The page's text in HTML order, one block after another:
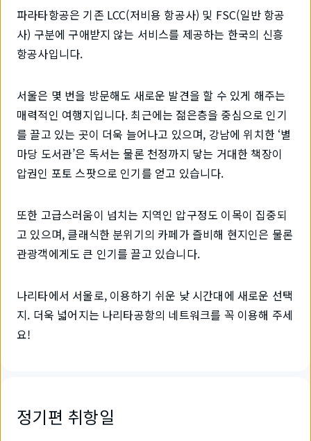
파라타항공은 기존 LCC(저비용 항공사) 및 FSC(일반 항공
사) 구분에 구애받지 않는 서비스를 제공하는 한국의 신흥
항공사입니다.
서울은 몇 번을 방문해도 새로운 발견을 할 수 있게 해주는
매력적인 여행지입니다. 최근에는 젊은층을 중심으로 인기
를 끌고 있는 곳이 더욱 늘어나고 있으며, 강남에 위치한 ‘별
마당 도서관’은 독서는 물론 천정까지 닿는 거대한 책장이
압권인 포토 스팟으로 인기를 얻고 있습니다.
또한 고급스러움이 넘치는 지역인 압구정도 이목이 집중되
고 있으며, 클래식한 분위기의 카페가 즐비해 현지인은 물론
관광객에게도 큰 인기를 끌고 있습니다.
나리타에서 서울로, 이용하기 쉬운 낮 시간대에 새로운 선택
지. 더욱 넓어지는 나리타공항의 네트워크를 꼭 이용해 주세
요!
정기편 취항일